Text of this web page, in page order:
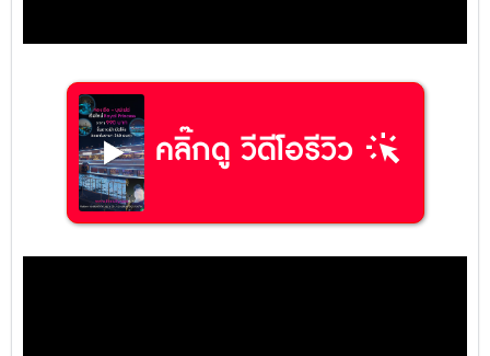
คลิ๊กดู วีดีโอรีวิว web_traffic